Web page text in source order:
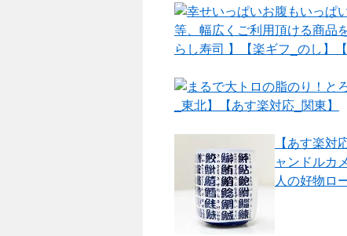
幸せいっぱいお腹もいっぱ
等、幅広くご利用頂ける商品
らし寿司 】【楽ギフ_のし】
まるで大トロの脂のり！と
_東北】【あす楽対応_関東】
【あす楽対
ャンドルカ
人の好物ロ